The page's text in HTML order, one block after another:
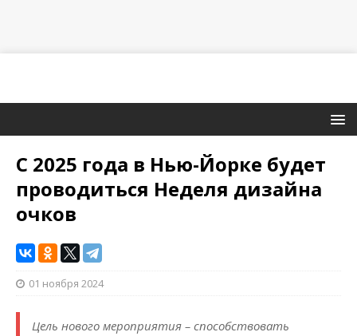
С 2025 года в Нью-Йорке будет
проводиться Неделя дизайна
очков
01 ноября 2024
Цель нового мероприятия – способствовать